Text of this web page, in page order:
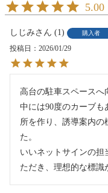
5.00
しじみ 1 購入者
投稿日
2026/01/29
高台の駐車スペースへ
中には90度のカーブ
所を作り、誘導案内の
た。
いいネットサインの
ただき、理想的な標識